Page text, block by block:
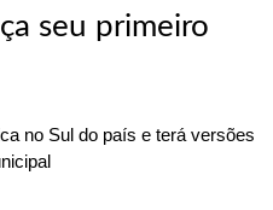
seu primeiro
no Sul do país e terá versões